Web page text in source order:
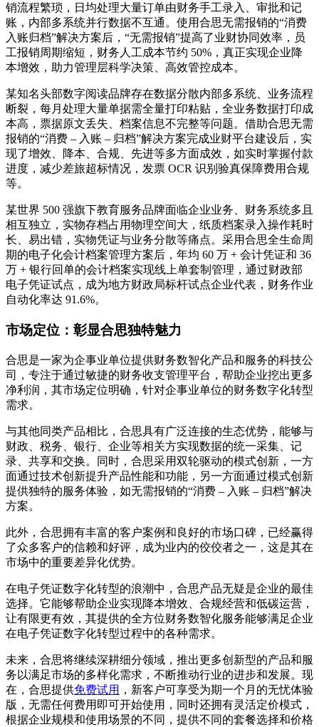
销流程繁琐，日均处理大量订单由财务手工录入、审批和记
账，内部多系统并行数据不互通。使用合思无需报销的“消费
入账归档”解决方案后，“无需报销”提高了业财协同效率，员
工报销周期缩短，财务人工成本节约 50%，真正实现企业降
本增效，助力管理层科学决策、高效管控成本。
某知名头部数字阅读品牌存在数据分散内部多系统、业务流程
断裂，每月处理大量单据需全量打印粘贴，全业务数据打印成
本高，票据原文丢失、档案信息不完整等问题。借助合思无需
报销的“消费 – 入账 – 归档”解决方案完成业财平台建设后，实
现了增效、降本、合规、先进等多方面成效，如实时掌握付款
进度，减少差旅超标情况，发票 OCR 识别验真保障费用合规
等。
某世界 500 强旗下教育服务品牌面临企业业务、财务系统多且
相互独立，实物存档占用物理空间大，纸质档案录入操作耗时
长、易出错，实物凭证与业务分散等痛点。采用合思全生命周
期的电子化会计档案管理方案后，年均 60 万 + 会计凭证和 36
万 + 银行回单的会计档案实现线上单套制管理，通过财政部
电子凭证试点，成为地方财政局标杆试点企业代表，财务作业
自动化率达 91.6%。
市场定位：彰显合思独特魅力
合思是一家为企事业单位提供财务数智化产品和服务的科技公
司，专注于通过敏捷的财务收支管理平台，帮助企业挖出更多
净利润，其市场定位明确，针对企事业单位的财务数字化转型
需求。
与其他同类产品相比，合思具有广泛连接的生态优势，能够与
财政、税务、银行、企业等相关方实现数据的统一采集、记
录、共享和交换。同时，合思采用双轮驱动的模式创新，一方
面通过技术创新提升产品性能和功能，另一方面通过模式创新
提供独特的服务体验，如无需报销的“消费 – 入账 – 归档”解决
方案。
此外，合思拥有丰富的客户案例和良好的市场口碑，已经赢得
了众多客户的信赖和好评，成为业内的佼佼者之一，这是其在
市场中的重要差异化优势。
在电子凭证数字化转型的浪潮中，合思产品无疑是企业的最佳
选择。它能够帮助企业实现降本增效、合规经营和低碳运营，
让有限更有效，其提供的全方位财务数智化服务能够满足企业
在电子凭证数字化转型过程中的各种需求。
未来，合思将继续深耕细分领域，推出更多创新型的产品和服
务以满足市场的多样化需求，不断推动行业的进步和发展。现
在，合思提供免费试用 ，新客户可享受为期一个月的无忧体验
版，无需任何费用即可开始使用，同时还拥有灵活定价模式，
根据企业规模和使用场景的不同，提供不同的套餐选择和价格